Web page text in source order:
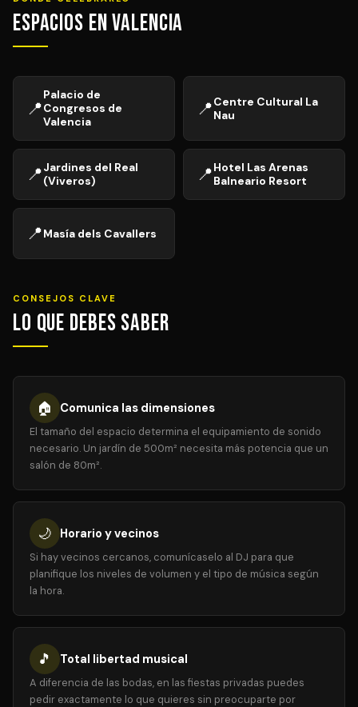
Espacios en Valencia
📍
Palacio de
Congresos de
Valencia
📍Centre Cultural La
Nau
📍Jardines del Real
(Viveros)
📍Hotel Las Arenas
Balneario Resort
📍Masía dels Cavallers
CONSEJOS CLAVE
Lo que debes saber
🏠 Comunica las dimensiones
El tamaño del espacio determina el equipamiento de sonido
necesario. Un jardín de 500m² necesita más potencia que un
salón de 80m².
🌙 Horario y vecinos
Si hay vecinos cercanos, comunícaselo al DJ para que
planifique los niveles de volumen y el tipo de música según
la hora.
🎵 Total libertad musical
A diferencia de las bodas, en las fiestas privadas puedes
pedir exactamente lo que quieres sin preocuparte por